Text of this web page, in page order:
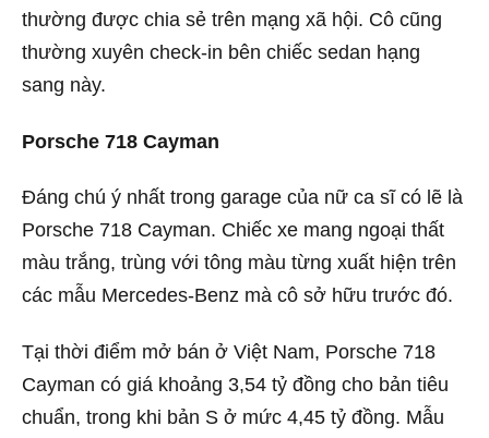
thường được chia sẻ trên mạng xã hội. Cô cũng
thường xuyên check-in bên chiếc sedan hạng
sang này.
Porsche 718 Cayman
Đáng chú ý nhất trong garage của nữ ca sĩ có lẽ là
Porsche 718 Cayman. Chiếc xe mang ngoại thất
màu trắng, trùng với tông màu từng xuất hiện trên
các mẫu Mercedes-Benz mà cô sở hữu trước đó.
Tại thời điểm mở bán ở Việt Nam, Porsche 718
Cayman có giá khoảng 3,54 tỷ đồng cho bản tiêu
chuẩn, trong khi bản S ở mức 4,45 tỷ đồng. Mẫu